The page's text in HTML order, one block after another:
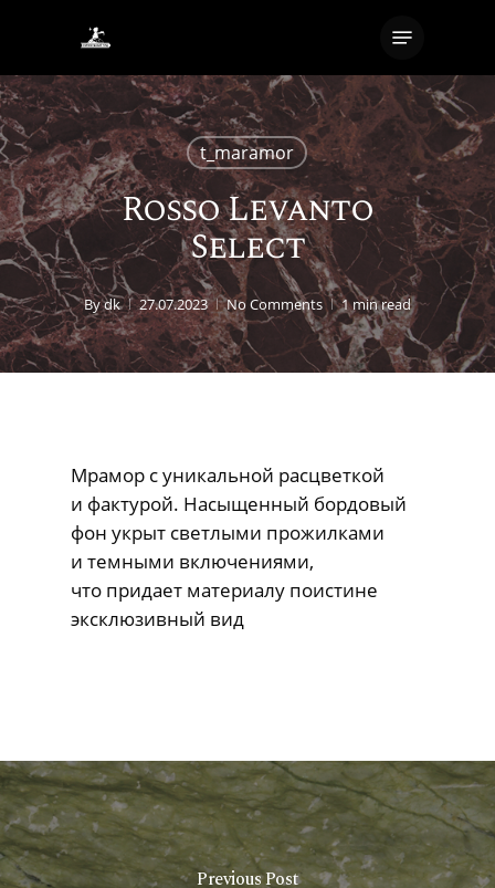
main
content
t_maramor
Rosso Levanto
Select
Bydk 27.07.2023 No Comments 1 min read
Мрамор с уникальной расцветкой
и фактурой. Насыщенный бордовый
фон укрыт светлыми прожилками
и темными включениями,
что придает материалу поистине
эксклюзивный вид
Previous Post
Menu